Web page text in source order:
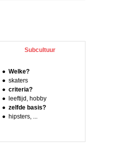
Subcultuur
Welke?
skaters
criteria?
leeftijd, hobby
zelfde basis?
hipsters, ...